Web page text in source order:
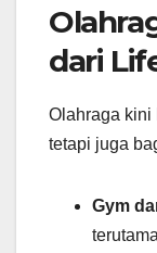
dari
Olahraga kini
tetapi juga
Gym